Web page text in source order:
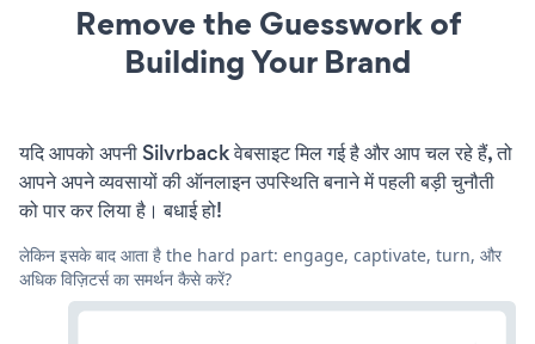
Remove the Guesswork of
Building Your Brand
यदि आपको अपनी Silvrback वेबसाइट मिल गई है और आप चल रहे हैं, तो
आपने अपने व्यवसायों की ऑनलाइन उपस्थिति बनाने में पहली बड़ी चुनौती
को पार कर लिया है। बधाई हो!
लेकिन इसके बाद आता है the hard part: engage, captivate, turn, और
अधिक विज़िटर्स का समर्थन कैसे करें?